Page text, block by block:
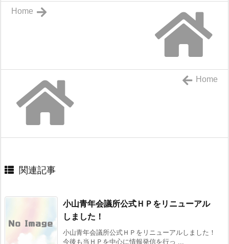
Home
Home
関連記事
小山青年会議所公式ＨＰをリニューアル
しました！
小山青年会議所公式ＨＰをリニューアルしました！
今後も当ＨＰを中心に情報発信を行っ ...